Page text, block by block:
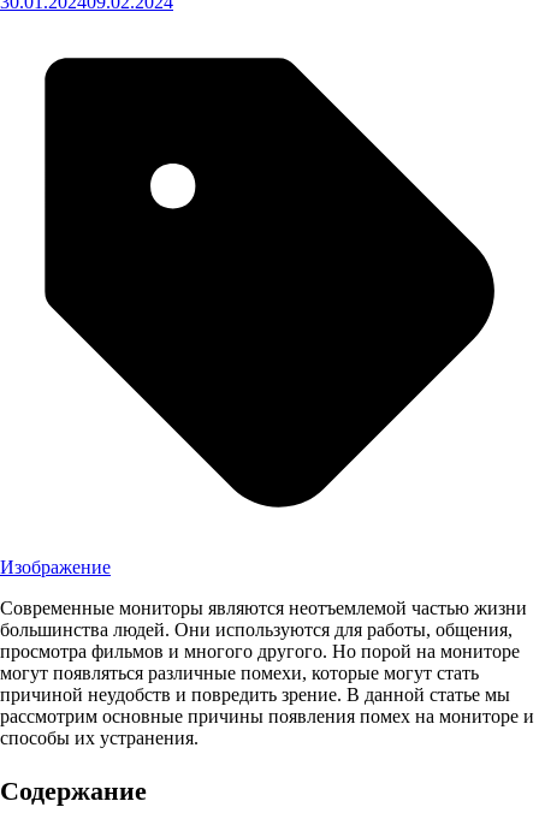
Изображение
Современные мониторы являются неотъемлемой частью жизни
большинства людей. Они используются для работы, общения,
просмотра фильмов и многого другого. Но порой на мониторе
могут появляться различные помехи, которые могут стать
причиной неудобств и повредить зрение. В данной статье мы
рассмотрим основные причины появления помех на мониторе и
способы их устранения.
Содержание